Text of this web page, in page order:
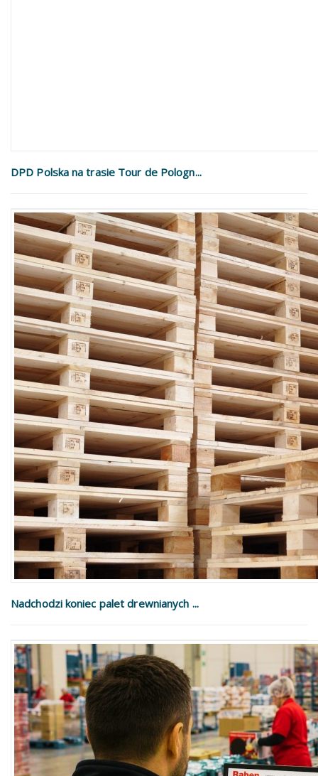
DPD Polska na trasie Tour de Pologn...
Nadchodzi koniec palet drewnianych ...